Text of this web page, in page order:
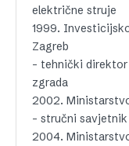
električne struje
1999.
Zagreb
– tehnički
zgrada
2002.
– stručni
2004.